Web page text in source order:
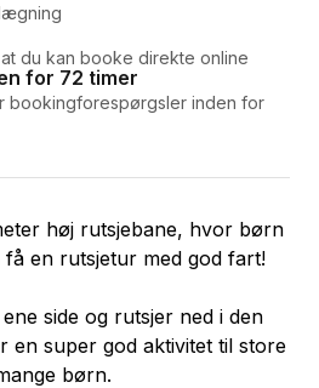
du kan booke direkte online
for 72 timer
bookingforespørgsler inden for
høj rutsjebane, hvor børn
en rutsjetur med god fart!
side og rutsjer ned i den
en super god aktivitet til store
børn.